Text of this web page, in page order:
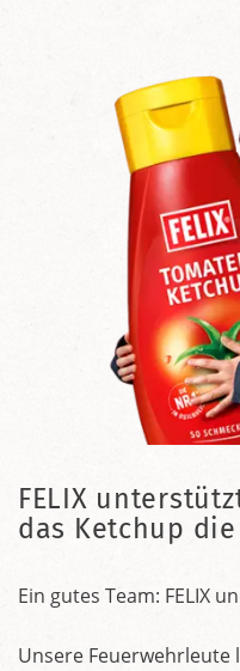
FELIX
das Ketchup die
Ein gutes Team: FELIX
Unsere Feuerwehrleute